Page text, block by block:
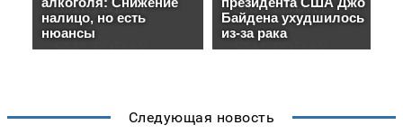
Следующая новость